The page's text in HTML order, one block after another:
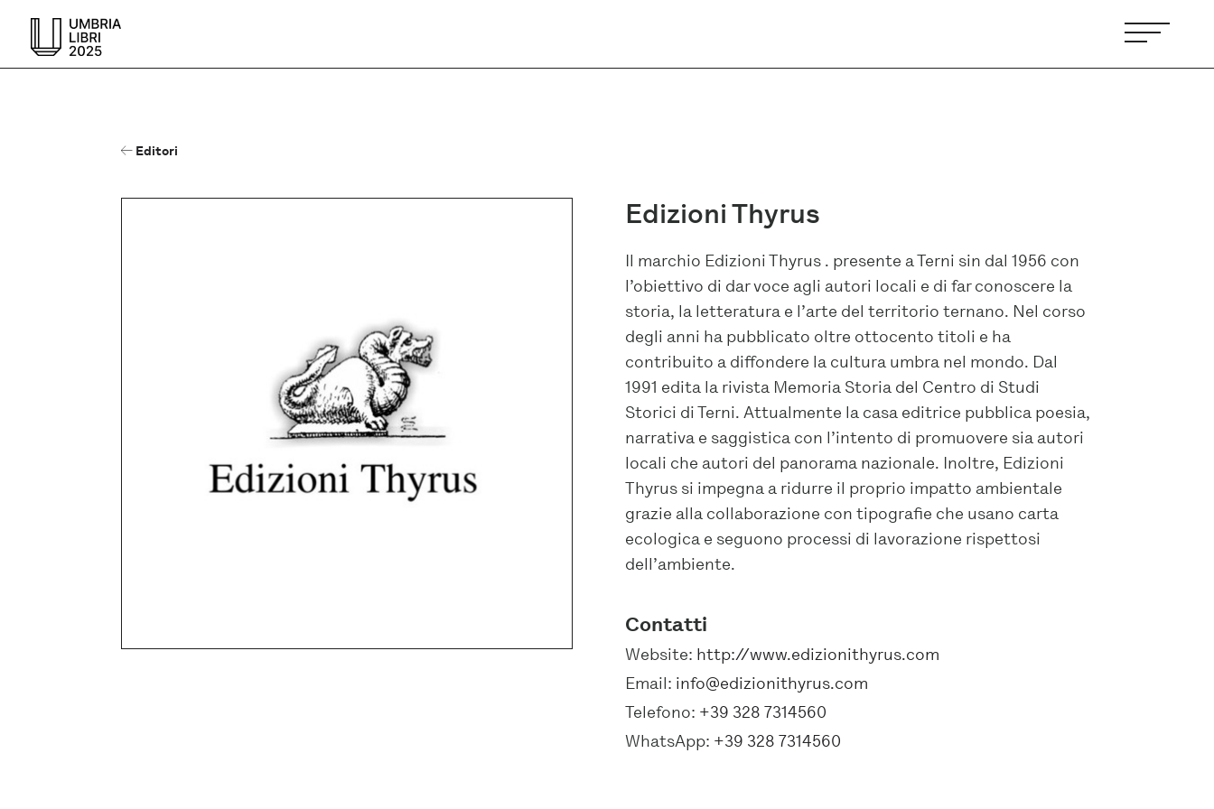
Editori
Edizioni Thyrus
Il marchio Edizioni Thyrus . presente a Terni sin dal 1956 con
l’obiettivo di dar voce agli autori locali e di far conoscere la
storia, la letteratura e l’arte del territorio ternano. Nel corso
degli anni ha pubblicato oltre ottocento titoli e ha
contribuito a diffondere la cultura umbra nel mondo. Dal
1991 edita la rivista Memoria Storia del Centro di Studi
Storici di Terni. Attualmente la casa editrice pubblica poesia,
narrativa e saggistica con l’intento di promuovere sia autori
locali che autori del panorama nazionale. Inoltre, Edizioni
Thyrus si impegna a ridurre il proprio impatto ambientale
grazie alla collaborazione con tipografie che usano carta
ecologica e seguono processi di lavorazione rispettosi
dell’ambiente.
Contatti
Website: http://www.edizionithyrus.com
Email: info@edizionithyrus.com
Telefono: +39 328 7314560
WhatsApp: +39 328 7314560